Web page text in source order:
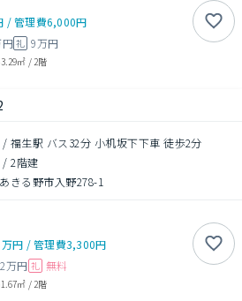
/管理費6,000円
円礼 9万円
㎡ / 2階
福生駅 バス32分 小机坂下下車 徒歩2分
/2階建
きる野市入野278-1
万円 /管理費3,300円
万円 礼 無料
㎡ / 2階